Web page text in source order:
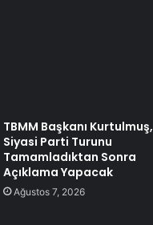
TBMM Başkanı Kurtulmuş,
Siyasi Parti Turunu
Tamamladıktan Sonra
Açıklama Yapacak
Ağustos 7, 2026